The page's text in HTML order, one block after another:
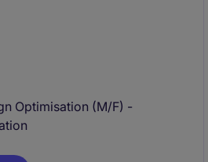
Optimisation (M/F) -